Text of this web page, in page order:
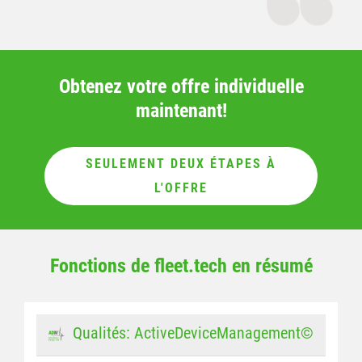
Obtenez votre offre individuelle
maintenant!
SEULEMENT DEUX ÉTAPES À
L'OFFRE
Fonctions de fleet.tech en résumé
Qualités: ActiveDeviceManagement©